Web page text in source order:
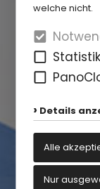
welche nicht.
Details
Alle
Nur